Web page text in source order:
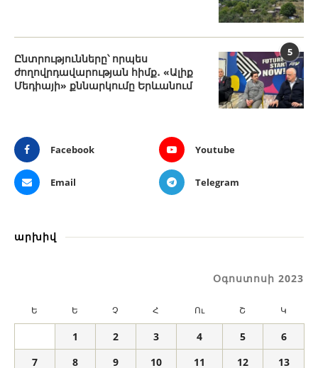
5
Ընտրությունները՝ որպես
ժողովրդավարության հիմք․ «Ալիք
Մեդիայի» քննարկումը Երևանում
Facebook Youtube
Email Telegram
արխիվ
Օգոստոսի 2023
Ե Ե Չ Հ Ու Շ Կ
1 2 3 4 5
6
7
8 9 10 11 12
13